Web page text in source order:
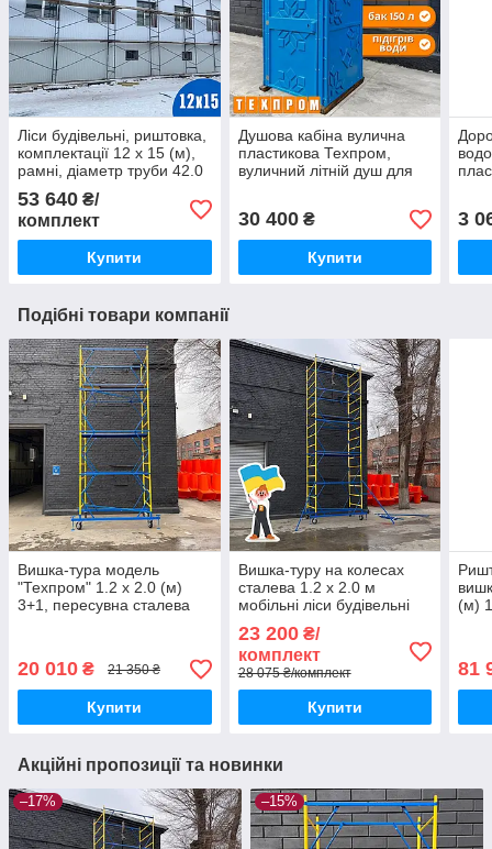
Ліси будівельні, риштовка,
комплектації 12 х 15 (м),
рамні, діаметр труби 42.0
(мм)
53 640 ₴/
комплект
Купити
Душова кабіна вулична
пластикова Техпром,
вуличний літній душ для
30 400₴
Купити
3
Подібні товари компанії
Вишка-тура модель
"Техпром" 1.2 х 2.0 (м)
3+1, пересувна сталева
20 010 ₴ 21 350 ₴
Купити
Вишка-туру на колесах
сталева 1.2 х 2.0 м
мобільні ліси будівельні
23 200₴/
комплект
28 075 ₴/комплект
Купити
(м)
81
Акційні пропозиції та новинки
–17% –15%